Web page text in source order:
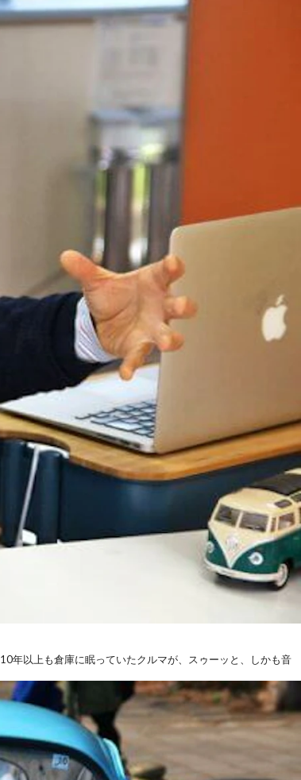
10年以上も倉庫に眠っていたクルマが、スゥーッと、しかも音